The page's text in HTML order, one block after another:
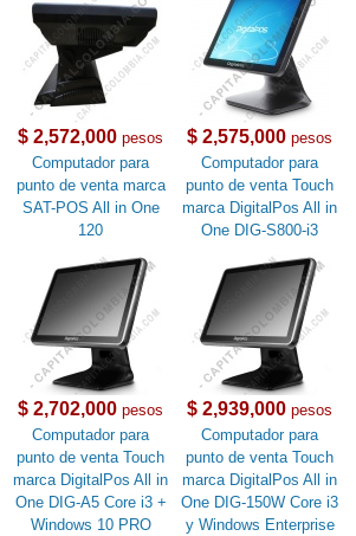
$ 2,572,000 pesos
Computador para
punto de venta marca
SAT-POS All in One
120
$ 2,575,000 pesos
Computador para
punto de venta Touch
marca DigitalPos All in
One DIG-S800-i3
$ 2,702,000 pesos
Computador para
punto de venta Touch
marca DigitalPos All in
One DIG-A5 Core i3 +
Windows 10 PRO
$ 2,939,000 pesos
Computador para
punto de venta Touch
marca DigitalPos All in
One DIG-150W Core i3
y Windows Enterprise